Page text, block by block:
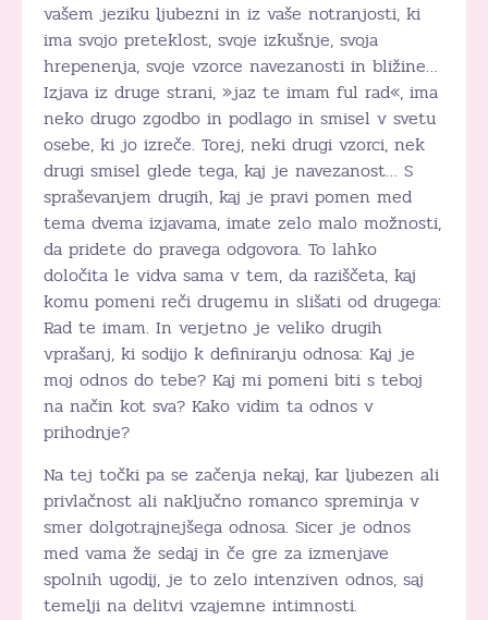
vašem jeziku ljubezni in iz vaše notranjosti, ki
ima svojo preteklost, svoje izkušnje, svoja
hrepenenja, svoje vzorce navezanosti in bližine…
Izjava iz druge strani, »jaz te imam ful rad«, ima
neko drugo zgodbo in podlago in smisel v svetu
osebe, ki jo izreče. Torej, neki drugi vzorci, nek
drugi smisel glede tega, kaj je navezanost… S
spraševanjem drugih, kaj je pravi pomen med
tema dvema izjavama, imate zelo malo možnosti,
da pridete do pravega odgovora. To lahko
določita le vidva sama v tem, da raziščeta, kaj
komu pomeni reči drugemu in slišati od drugega:
Rad te imam. In verjetno je veliko drugih
vprašanj, ki sodijo k definiranju odnosa: Kaj je
moj odnos do tebe? Kaj mi pomeni biti s teboj
na način kot sva? Kako vidim ta odnos v
prihodnje?
Na tej točki pa se začenja nekaj, kar ljubezen ali
privlačnost ali naključno romanco spreminja v
smer dolgotrajnejšega odnosa. Sicer je odnos
med vama že sedaj in če gre za izmenjave
spolnih ugodij, je to zelo intenziven odnos, saj
temelji na delitvi vzajemne intimnosti.